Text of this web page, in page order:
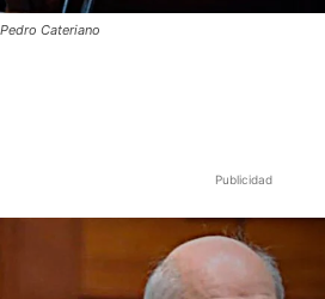
Pedro Cateriano
Publicidad